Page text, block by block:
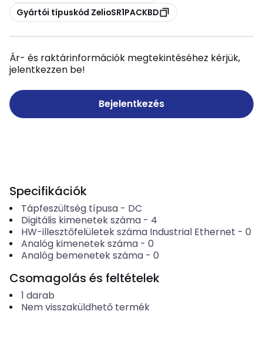
Másolás
Gyártói típuskód ZelioSR1PACKBD
Ár- és raktárinformációk megtekintéséhez kérjük,
jelentkezzen be!
Bejelentkezés
Specifikációk
Tápfeszültség típusa- DC
Digitális kimenetek száma- 4
HW-illesztőfelületek száma Industrial Ethernet - 0
Analóg kimenetek száma- 0
Analóg bemenetek száma- 0
Csomagolás és feltételek
1 darab
Nem visszaküldhető termék